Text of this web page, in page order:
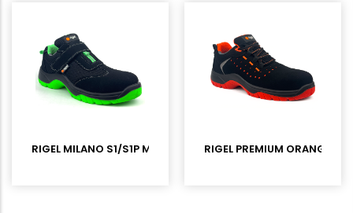
RIGEL MILANO S1/S1P MICROFIBER SÜET CIRTLI KOMPOZİT
RIGEL PREMIUM ORANGE